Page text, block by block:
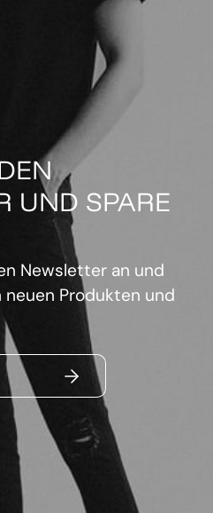
UND SPARE
Newsletter an und
Produkten und
ABSENDEN